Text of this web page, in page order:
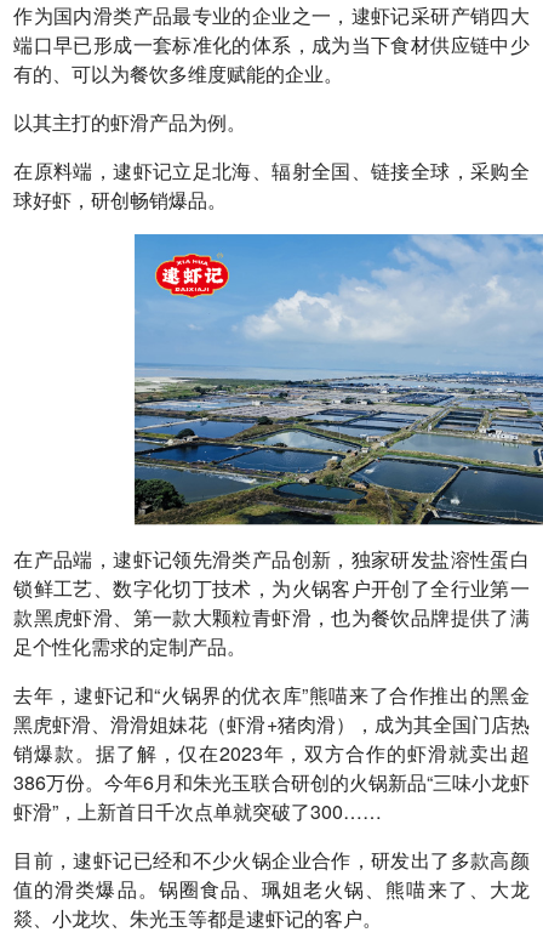
作为国内滑类产品最专业的企业之一，逮虾记采研产销四大
端口早已形成一套标准化的体系，成为当下食材供应链中少
有的、可以为餐饮多维度赋能的企业。
以其主打的虾滑产品为例。
在原料端，逮虾记立足北海、辐射全国、链接全球，采购全
球好虾，研创畅销爆品。
在产品端，逮虾记领先滑类产品创新，独家研发盐溶性蛋白
锁鲜工艺、数字化切丁技术，为火锅客户开创了全行业第一
款黑虎虾滑、第一款大颗粒青虾滑，也为餐饮品牌提供了满
足个性化需求的定制产品。
去年，逮虾记和“火锅界的优衣库”熊喵来了合作推出的黑金
黑虎虾滑、滑滑姐妹花（虾滑+猪肉滑），成为其全国门店热
销爆款。据了解，仅在2023年，双方合作的虾滑就卖出超
386万份。今年6月和朱光玉联合研创的火锅新品“三味小龙虾
虾滑”，上新首日千次点单就突破了300……
目前，逮虾记已经和不少火锅企业合作，研发出了多款高颜
值的滑类爆品。锅圈食品、珮姐老火锅、熊喵来了、大龙
燚、小龙坎、朱光玉等都是逮虾记的客户。